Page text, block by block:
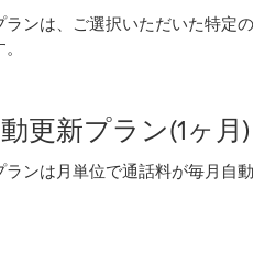
ランは、ご選択いただいた特定
更新プラン(1ヶ月)
ランは月単位で通話料が毎月自